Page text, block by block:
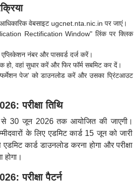
वेबसाइट ugcnet.nta.nic.in पर जाएं।
Rectification Window" लिंक पर क्लिक
नंबर और पासवर्ड दर्ज करें।
वहां सुधार करें और फिर फॉर्म सबमिट कर दें।
पेज' को डाउनलोड करें और उसका प्रिंटआउट
परीक्षा तिथि
से 30 जून 2026 तक आयोजित की जाएगी।
के लिए एडमिट कार्ड 15 जून को जारी
एडमिट कार्ड डाउनलोड करना होगा और परीक्षा
परीक्षा पैटर्न